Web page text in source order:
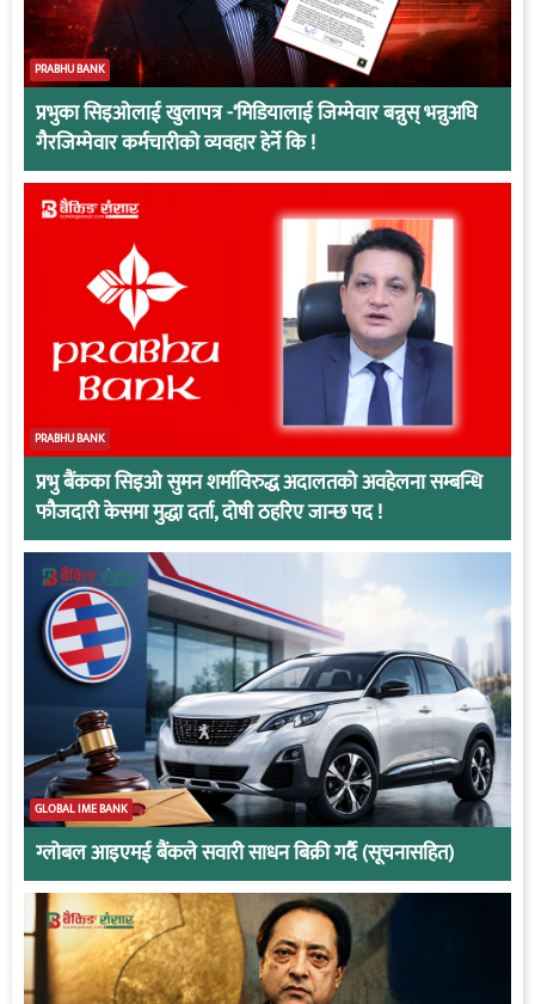
PRABHU BANK
प्रभुका सिइओलाई खुलापत्र -‘मिडियालाई जिम्मेवार बन्नुस् भन्नुअघि
गैरजिम्मेवार कर्मचारीको व्यवहार हेर्ने कि !
PRABHU BANK
प्रभु बैंकका सिइओ सुमन शर्माविरुद्ध अदालतको अवहेलना सम्बन्धि
फौजदारी केसमा मुद्धा दर्ता, दोषी ठहरिए जान्छ पद !
GLOBAL IME BANK
ग्लोबल आइएमई बैंकले सवारी साधन बिक्री गर्दै (सूचनासहित)